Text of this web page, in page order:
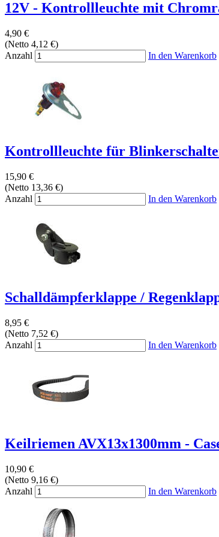
12V - Kontrollleuchte mit
4,90 €
(Netto 4,12 €)
Anzahl
In den Warenkorb
Kontrollleuchte für
15,90 €
(Netto 13,36 €)
Anzahl
In den Warenkorb
Schalldämpferklappe /
8,95 €
(Netto 7,52 €)
Anzahl
In den Warenkorb
Keilriemen AVX13x1300mm -
10,90 €
(Netto 9,16 €)
Anzahl
In den Warenkorb